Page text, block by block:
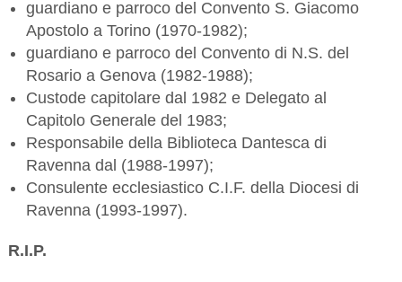
guardiano e parroco del Convento S. Giacomo
Apostolo a Torino (1970-1982);
guardiano e parroco del Convento di N.S. del
Rosario a Genova (1982-1988);
Custode capitolare dal 1982 e Delegato al
Capitolo Generale del 1983;
Responsabile della Biblioteca Dantesca di
Ravenna dal (1988-1997);
Consulente ecclesiastico C.I.F. della Diocesi di
Ravenna (1993-1997).
R.I.P.